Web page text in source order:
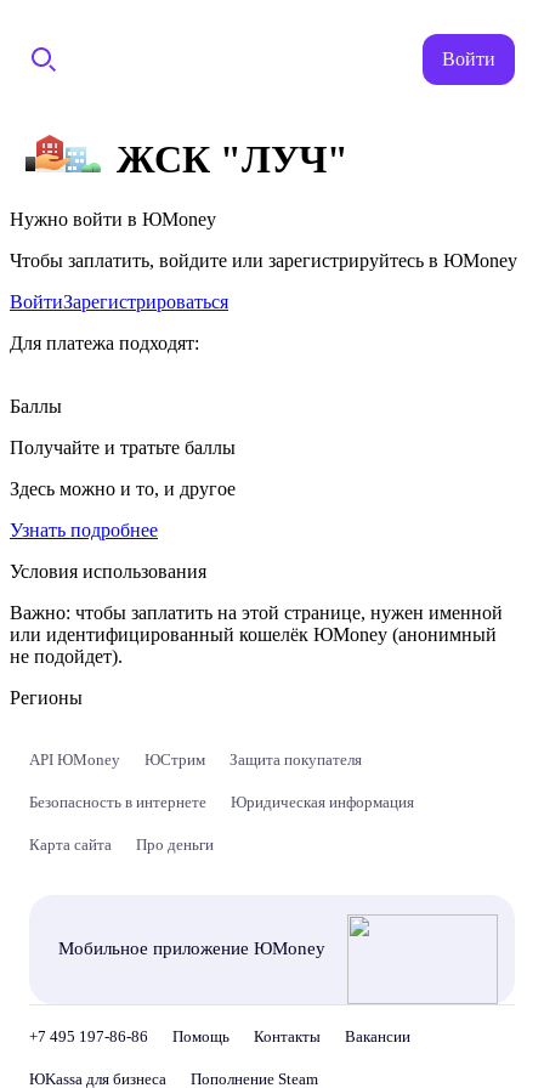
Войти
ЖСК "ЛУЧ"
Нужно войти в ЮMoney
Чтобы заплатить, войдите или зарегистрируйтесь в ЮMoney
ВойтиЗарегистрироваться
Для платежа подходят:
Баллы
Получайте и тратьте баллы
Здесь можно и то, и другое
Узнать подробнее
Условия использования
Важно: чтобы заплатить на этой странице, нужен именной
или идентифицированный кошелёк ЮMoney (анонимный
не подойдет).
Регионы
API ЮMoney ЮСтрим Защита покупателя
Безопасность в интернете Юридическая информация
Карта сайта Про деньги
Мобильное приложение ЮMoney
+7 495 197-86-86 Помощь Контакты Вакансии
ЮKassa для бизнеса Пополнение Steam